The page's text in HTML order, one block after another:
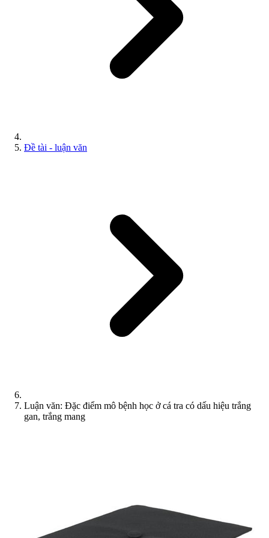
Đề tài - luận văn
Luận văn: Đặc điểm mô bệnh học ở cá tra có dấu hiệu trắng
gan, trắng mang